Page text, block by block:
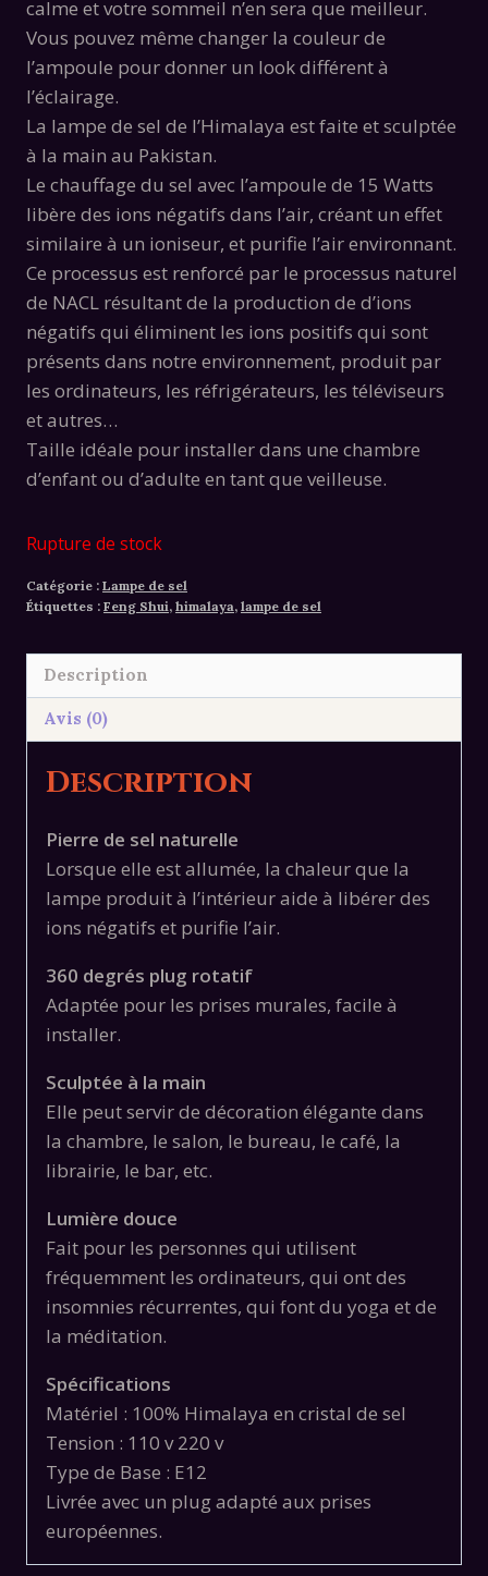
calme et votre sommeil n’en sera que meilleur.
Vous pouvez même changer la couleur de
l’ampoule pour donner un look différent à
l’éclairage.
La lampe de sel de l’Himalaya est faite et sculptée
à la main au Pakistan.
Le chauffage du sel avec l’ampoule de 15 Watts
libère des ions négatifs dans l’air, créant un effet
similaire à un ioniseur, et purifie l’air environnant.
Ce processus est renforcé par le processus naturel
de NACL résultant de la production de d’ions
négatifs qui éliminent les ions positifs qui sont
présents dans notre environnement, produit par
les ordinateurs, les réfrigérateurs, les téléviseurs
et autres…
Taille idéale pour installer dans une chambre
d’enfant ou d’adulte en tant que veilleuse.
Rupture de stock
Catégorie : Lampe de sel
Étiquettes : Feng Shui, himalaya, lampe de sel
Description
Avis (0)
Description
Pierre de sel naturelle
Lorsque elle est allumée, la chaleur que la
lampe produit à l’intérieur aide à libérer des
ions négatifs et purifie l’air.
360 degrés plug rotatif
Adaptée pour les prises murales, facile à
installer.
Sculptée à la main
Elle peut servir de décoration élégante dans
la chambre, le salon, le bureau, le café, la
librairie, le bar, etc.
Lumière douce
Fait pour les personnes qui utilisent
fréquemment les ordinateurs, qui ont des
insomnies récurrentes, qui font du yoga et de
la méditation.
Spécifications
Matériel : 100% Himalaya en cristal de sel
Tension : 110 v 220 v
Type de Base : E12
Livrée avec un plug adapté aux prises
européennes.